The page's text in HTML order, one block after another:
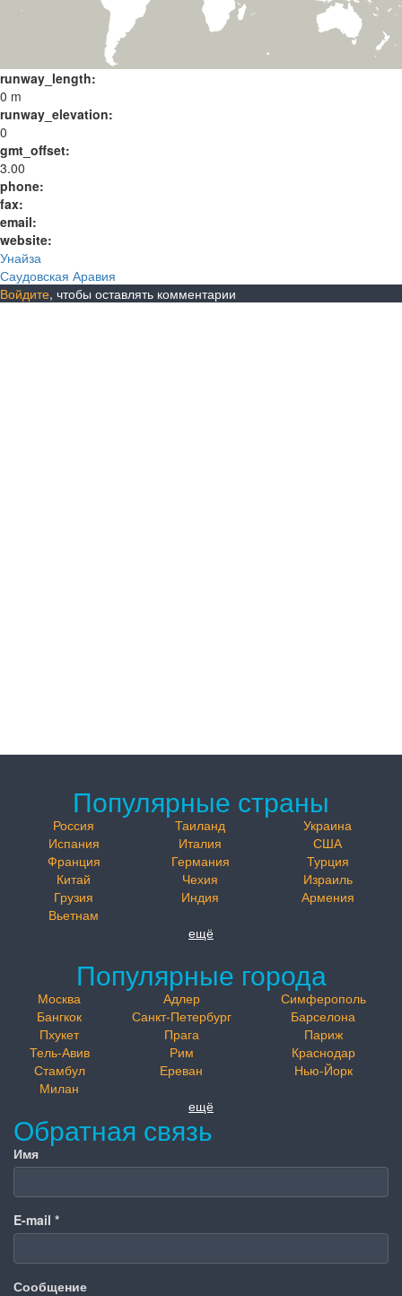
runway_length:
0 m
runway_elevation:
0
gmt_offset:
3.00
phone:
fax:
email:
website:
Унайза
Саудовская Аравия
Войдите, чтобы оставлять комментарии
Популярные страны
Россия Таиланд
Украина
Испания
Италия
США
Франция
Германия
Турция
Китай
Чехия
Израиль
Грузия
Индия
Армения
Вьетнам
ещё
Популярные города
Москва Адлер
Симферополь
Бангкок
Санкт-Петербург
Барселона
Пхукет
Прага
Париж
Тель-Авив
Рим
Краснодар
Стамбул
Ереван
Нью-Йорк
Милан
ещё
Обратная связь
Имя
E-mail *
Сообщение